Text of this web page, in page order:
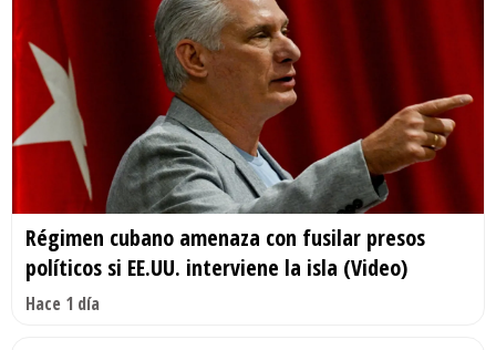
Régimen cubano amenaza con fusilar presos
políticos si EE.UU. interviene la isla (Video)
Hace 1 día